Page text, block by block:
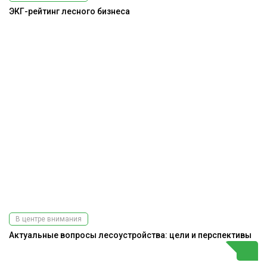
ЭКГ-рейтинг лесного бизнеса
В центре внимания
Актуальные вопросы лесоустройства: цели и перспективы